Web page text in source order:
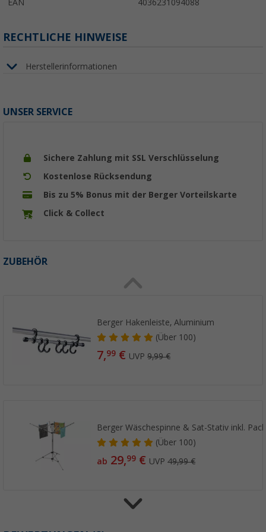
EAN 4036231094088
RECHTLICHE HINWEISE
Herstellerinformationen
UNSER SERVICE
Sichere Zahlung mit SSL Verschlüsselung
Kostenlose Rücksendung
Bis zu 5% Bonus mit der Berger Vorteilskarte
Click & Collect
ZUBEHÖR
Berger Hakenleiste, Aluminium
(Über100)
7,99 € UVP9,99 €
Berger Wäschespinne & Sat-Stativ inkl.
(Über100)
ab 29,99 € UVP49,99 €